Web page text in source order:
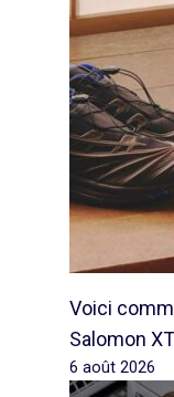
Voici
Salomon
6 août 2026